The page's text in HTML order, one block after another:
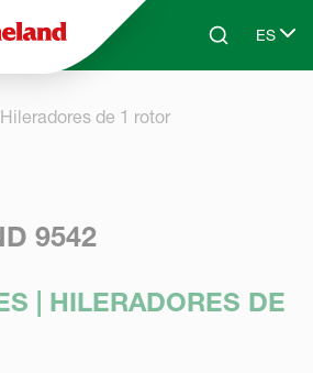
Skip to main contentSearchES
Select
Hileradores de 1 rotor
9542
| HILERADORES DE